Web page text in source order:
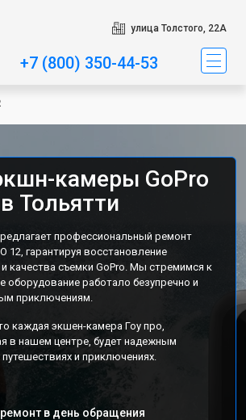
улица Толстого, 22А
+7 (800) 350-44-53
камеры GoPro
Тольятти
профессиональный ремонт
12, гарантируя восстановление
качества съемки GoPro. Мы стремимся к
оборудование работало безупречно и
приключениям.
каждая экшен-камера Гоу про,
в нашем центре, будет надежным
и приключениях.
в день обращения